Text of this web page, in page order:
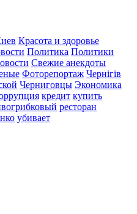
Красота и здоровье
Политика Политики
Свежие анекдоты
Фоторепортаж Чернігів
Черниговцы Экономика
кредит купить
ресторан
убивает